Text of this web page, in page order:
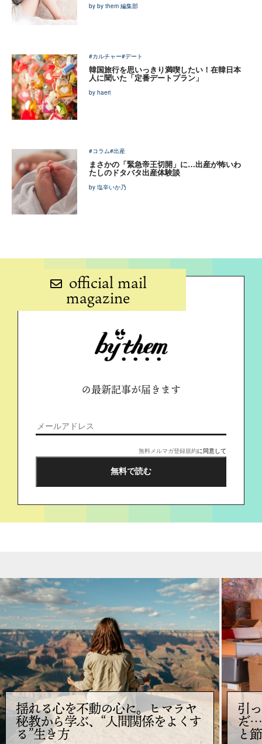
by by them 編集部
#カルチャー#デート
韓国旅行を思いっきり満喫したい！在韓日本
人に聞いた「定番デートプラン」
by haeri
#コラム#出産
まさかの「緊急帝王切開」に…出産が怖いわ
たしのドタバタ出産体験談
by 塩辛いか乃
official mail
magazine
の最新記事が届きます
無料メルマガ登録規約に同意して
揺れる心を不動の心に。ヒマラヤ
秘教から学ぶ、“人間関係をよくす
る”生き方
引
だ…
と